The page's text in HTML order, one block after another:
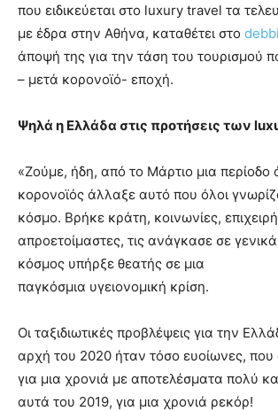
που ειδικεύεται στο luxury travel τα
με έδρα στην Αθήνα, καταθέτει στο
άποψή της για την τάση του τουρισμού
– μετά κορονοϊό- εποχή.
Ψηλά η Ελλάδα στις προτήσεις των
«Ζούμε, ήδη, από το Μάρτιο μια περίοδο
κορονοϊός άλλαξε αυτό που όλοι
κόσμο. Βρήκε κράτη, κοινωνίες,
απροετοίμαστες, τις ανάγκασε σε
κόσμος υπήρξε θεατής σε μια
παγκόσμια υγειονομική κρίση.
Οι ταξιδιωτικές προβλέψεις για την
αρχή του 2020 ήταν τόσο ευοίωνες, που
για μια χρονιά με αποτελέσματα πολύ
αυτά του 2019, για μια χρονιά ρεκόρ!